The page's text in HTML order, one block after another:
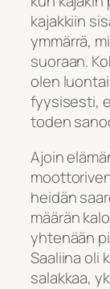
kajakkiin
ymmärrä,
suoraan.
olen
fyysisesti,
toden
Ajoin
heidän
määrän
yhtenään
Saaliina oli
salakkaa,